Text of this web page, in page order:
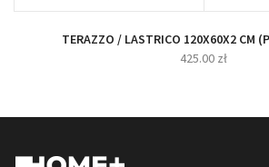
TERAZZO / LASTRICO 120X60X2 CM
425.00 zł